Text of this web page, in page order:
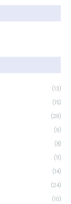
(13)
(15)
(29)
(9)
(8)
(11)
(14)
(24)
(10)